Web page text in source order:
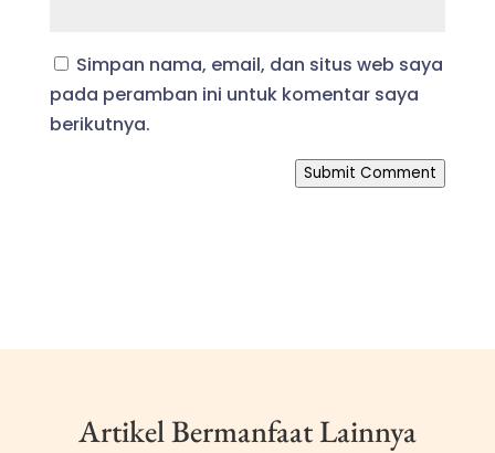
Simpan nama, email, dan situs web saya
pada peramban ini untuk komentar saya
berikutnya.
Submit Comment
Artikel Bermanfaat Lainnya